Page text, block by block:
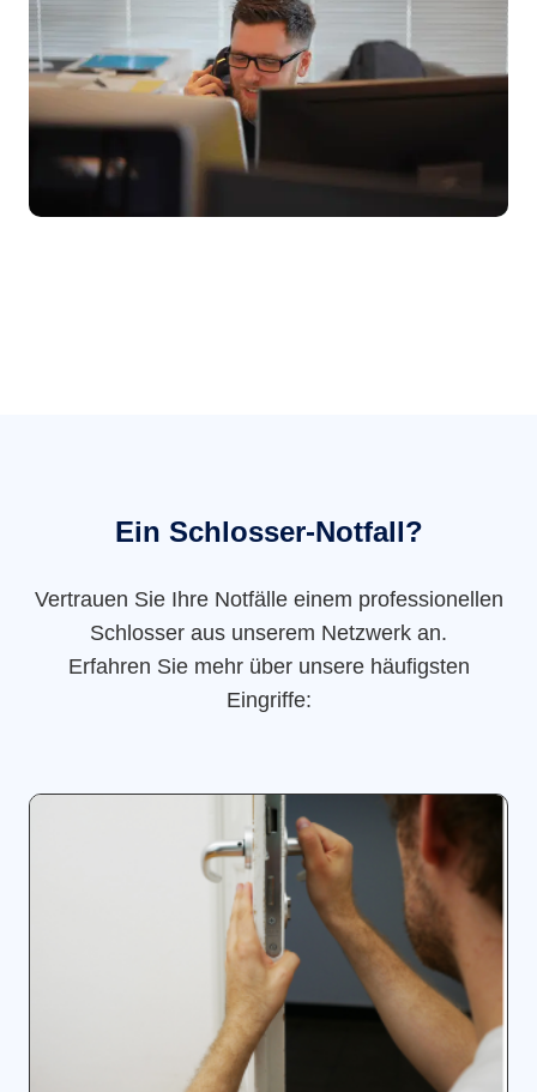
Ein Schlosser-Notfall?
Vertrauen Sie Ihre Notfälle einem professionellen
Schlosser aus unserem Netzwerk an.
Erfahren Sie mehr über unsere häufigsten
Eingriffe: